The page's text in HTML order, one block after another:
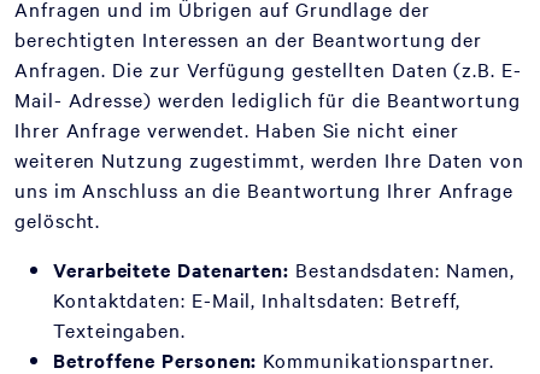
Anfragen und im Übrigen auf Grundlage der
berechtigten Interessen an der Beantwortung der
Anfragen. Die zur Verfügung gestellten Daten (z.B. E-
Mail- Adresse) werden lediglich für die Beantwortung
Ihrer Anfrage verwendet. Haben Sie nicht einer
weiteren Nutzung zugestimmt, werden Ihre Daten von
uns im Anschluss an die Beantwortung Ihrer Anfrage
gelöscht.
Verarbeitete Datenarten: Bestandsdaten: Namen,
Kontaktdaten: E-Mail, Inhaltsdaten: Betreff,
Texteingaben.
Betroffene Personen: Kommunikationspartner.